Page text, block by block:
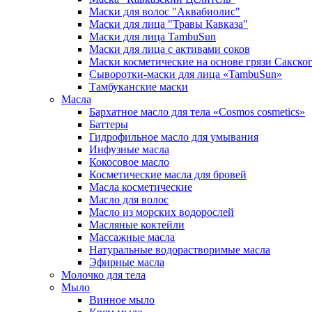
Маски для волос "Аквабиолис"
Маски для лица "Травы Кавказа"
Маски для лица TambuSun
Маски для лица с активами соков
Маски косметические на основе грязи
Сыворотки-маски для лица «TambuSun»
Тамбуканские маски
Масла
Бархатное масло для тела «Cosmos cosmetics»
Баттеры
Гидрофильное масло для умывания
Инфузные масла
Кокосовое масло
Косметические масла для бровей
Масла косметические
Масло для волос
Масло из морских водорослей
Масляные коктейли
Массажные масла
Натуральные водорастворимые масла
Эфирные масла
Молочко для тела
Мыло
Винное мыло